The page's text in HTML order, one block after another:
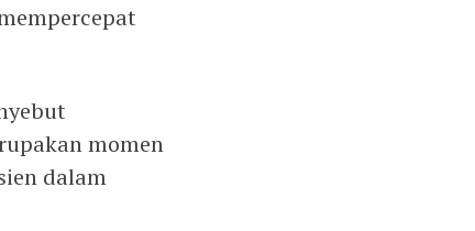
momen
dalam